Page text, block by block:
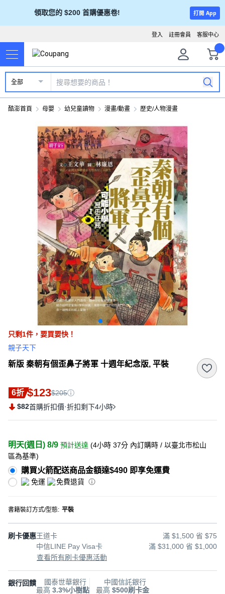
領取您的 $200 首購優惠卷! 打開 App
客服中心
註冊會員
登入
全部
酷澎首頁 母嬰 幼兒童讀物 漫畫/動畫 歷史/人物漫畫
只剩1件， 要買要快！
親子天下
新版 秦朝有個歪鼻子將軍 十週年紀念版, 平裝
6折 $123$205
$82首購折扣價·折扣剩下4小時
明天(週日) 8/9 預計送達 (4小時 37分 內訂購時 / 以臺北市松山
區為基準)
購買火箭配送商品金額達$490 即享免運費
免運 免費退貨
書籍裝訂方式/型態: 平裝
刷卡優惠王道卡
滿 $1,500 省 $75
中信LINE Pay Visa卡
滿 $31,000 省 $1,000
查看所有刷卡優惠活動
銀行回饋
國泰世華銀行
最高 3.3%小樹點
中國信託銀行
最高 $500刷卡金